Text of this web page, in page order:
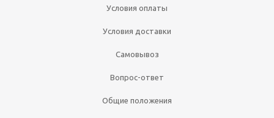
Условия оплаты
Условия доставки
Самовывоз
Вопрос-ответ
Общие положения